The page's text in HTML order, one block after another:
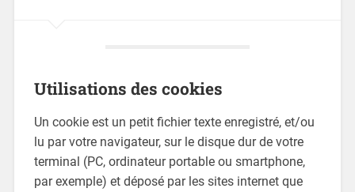
Utilisations des cookies
Un cookie est un petit fichier texte enregistré, et/ou
lu par votre navigateur, sur le disque dur de votre
terminal (PC, ordinateur portable ou smartphone,
par exemple) et déposé par les sites internet que